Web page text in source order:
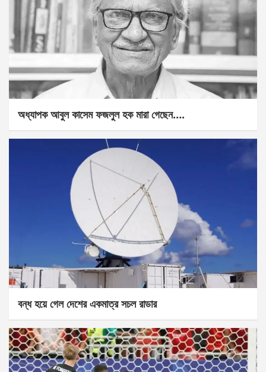
অধ্যাপক আবুল কাসেম ফজলুল হক মারা গেছেন….
বন্ধ হয়ে গেল দেশের একমাত্র সচল রাডার